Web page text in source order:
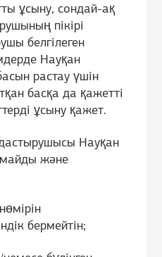
ұсыну, сондай-ақ
пікірі
белгілеген
Науқан
растау үшін
басқа да қажетті
ұсыну қажет.
Науқан
және
бермейтін;